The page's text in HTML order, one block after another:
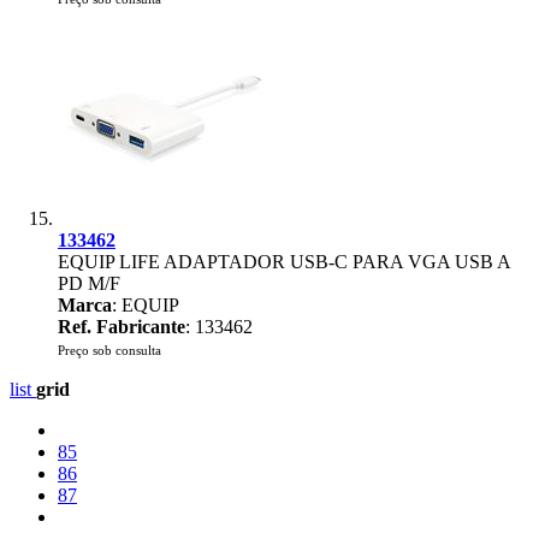
133462
EQUIP LIFE ADAPTADOR USB-C PARA VGA USB A
PD M/F
Marca: EQUIP
Ref. Fabricante: 133462
Preço sob consulta
list grid
85
86
87